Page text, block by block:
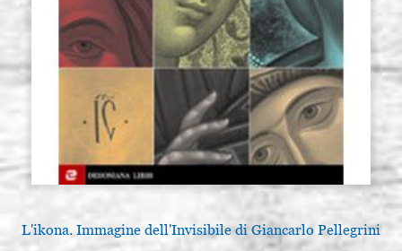
L'ikona. Immagine dell'Invisibile di Giancarlo Pellegrini